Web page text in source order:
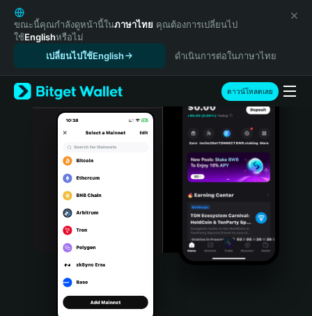
English
日本語
Tiếng Việt
Español (Latinoamérica)
Türkçe
Italiano
Português (Portugal)
Bahasa Indonesia
Português (Brasil)
Español (Argentina)
ขณะนี้คุณกำลังดูหน้านี้ในภาษาไทย คุณต้องการเปลี่ยนไป
ใช้Englishหรือไม่
เปลี่ยนไปใช้English
ดำเนินการต่อในภาษาไทย
ดาวน์โหลดเลย